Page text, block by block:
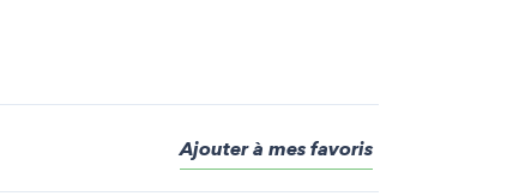
Ajouter à mes favoris